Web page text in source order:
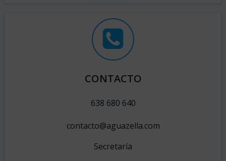
CONTACTO
638 680 640
contacto@aguazella.com
Secretaría